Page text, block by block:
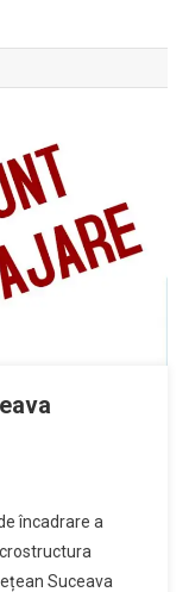
încadrare a
Suceava